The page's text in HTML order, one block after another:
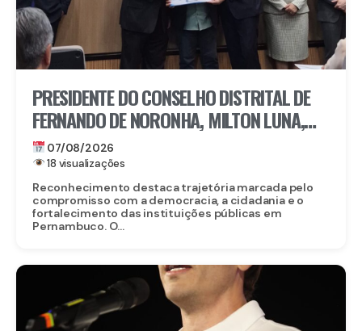
PRESIDENTE DO CONSELHO DISTRITAL DE
FERNANDO DE NORONHA, MILTON LUNA,
RECEBE MEDALHA DO MÉRITO ELEITORAL
FREI CANECA, UMA DAS MAIORES
HONRARIAS DO TRE-PE
07/08/2026
18 visualizações
Reconhecimento destaca trajetória marcada pelo
compromisso com a democracia, a cidadania e o
fortalecimento das instituições públicas em
Pernambuco. O...